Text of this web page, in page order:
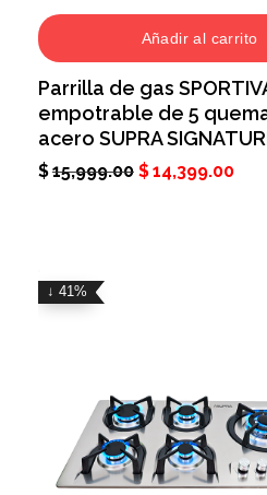
Añadir al carrito
Parrilla de gas
empotrable de 5
acero SUPRA
$15,999.00 $14,399.00
↓ 41%